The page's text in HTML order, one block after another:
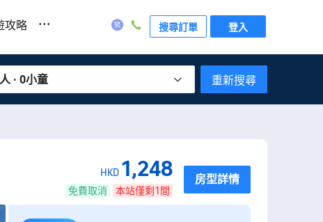
攻略 ... 搜尋訂單 登入
· 0小童 重新搜尋
HKD 1,248
免費取消 本站僅剩1間
房型詳情